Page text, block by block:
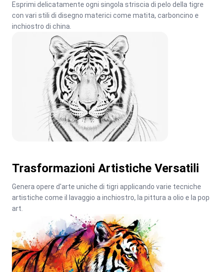
Esprimi delicatamente ogni singola striscia di pelo della tigre
con vari stili di disegno materici come matita, carboncino e
inchiostro di china.
Trasformazioni Artistiche Versatili
Genera opere d'arte uniche di tigri applicando varie tecniche
artistiche come il lavaggio a inchiostro, la pittura a olio e la pop
art.